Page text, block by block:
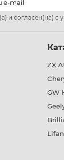
и согласен(на) с
ZX
GW
Lifan